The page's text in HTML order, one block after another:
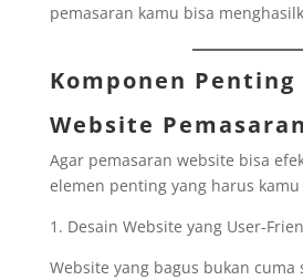
pemasaran kamu bisa
Komponen Penting
Website Pemasaran
Agar pemasaran website bisa
elemen penting yang harus
1. Desain Website yang User-
Website yang bagus bukan cuma